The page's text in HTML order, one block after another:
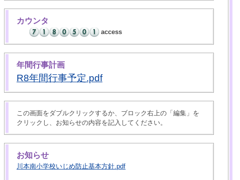
カウンタ
access
年間行事計画
R8年間行事予定.pdf
この画面をダブルクリックするか、ブロック右上の「編集」を
クリックし、お知らせの内容を記入してください。
お知らせ
川本南小学校いじめ防止基本方針.pdf